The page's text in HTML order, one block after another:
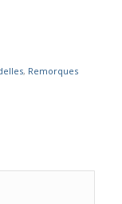
, Remorques